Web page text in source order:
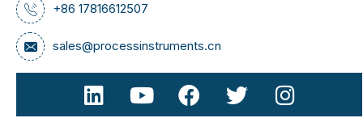
+86 17816612507
sales@processinstruments.cn